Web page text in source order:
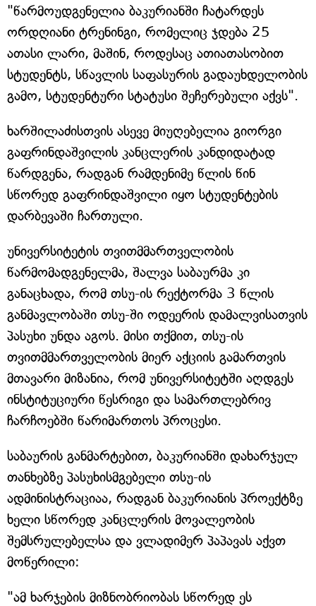
"წარმოუდგენელია ბაკურიანში ჩატარდეს
ორდღიანი ტრენინგი, რომელიც ჯდება 25
ათასი ლარი, მაშინ, როდესაც ათიათასობით
სტუდენტს, სწავლის საფასურის გადაუხდელობის
გამო, სტუდენტური სტატუსი შეჩერებული აქვს".
ხარშილაძისთვის ასევე მიუღებელია გიორგი
გაფრინდაშვილის კანცლერის კანდიდატად
წარდგენა, რადგან რამდენიმე წლის წინ
სწორედ გაფრინდაშვილი იყო სტუდენტების
დარბევაში ჩართული.
უნივერსიტეტის თვითმმართველობის
წარმომადგენელმა, შალვა საბაურმა კი
განაცხადა, რომ თსუ-ის რექტორმა 3 წლის
განმავლობაში თსუ-ში ოდეერის დამალვისათვის
პასუხი უნდა აგოს. მისი თქმით, თსუ-ის
თვითმმართველობის მიერ აქციის გამართვის
მთავარი მიზანია, რომ უნივერსიტეტში აღდგეს
ინსტიტუციური წესრიგი და სამართლებრივ
ჩარჩოებში წარიმართოს პროცესი.
საბაურის განმარტებით, ბაკურიანში დახარჯულ
თანხებზე პასუხისმგებელი თსუ-ის
ადმინისტრაციაა, რადგან ბაკურიანის პროექტზე
ხელი სწორედ კანცლერის მოვალეობის
შემსრულებელსა და ვლადიმერ პაპავას აქვთ
მოწერილი:
"ამ ხარჯების მიზნობრიობას სწორედ ეს